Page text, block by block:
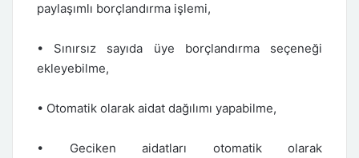
paylaşımlı borçlandırma işlemi,
• Sınırsız sayıda üye borçlandırma seçeneği
ekleyebilme,
• Otomatik olarak aidat dağılımı yapabilme,
• Geciken aidatları otomatik olarak